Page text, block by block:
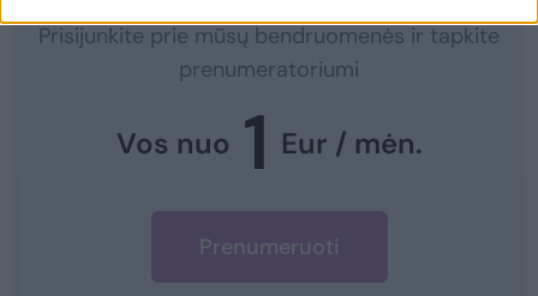
Prisijunkite prie mūsų bendruomenės ir tapkite
prenumeratoriumi
Vos nuo 1 Eur / mėn.
Prenumeruoti